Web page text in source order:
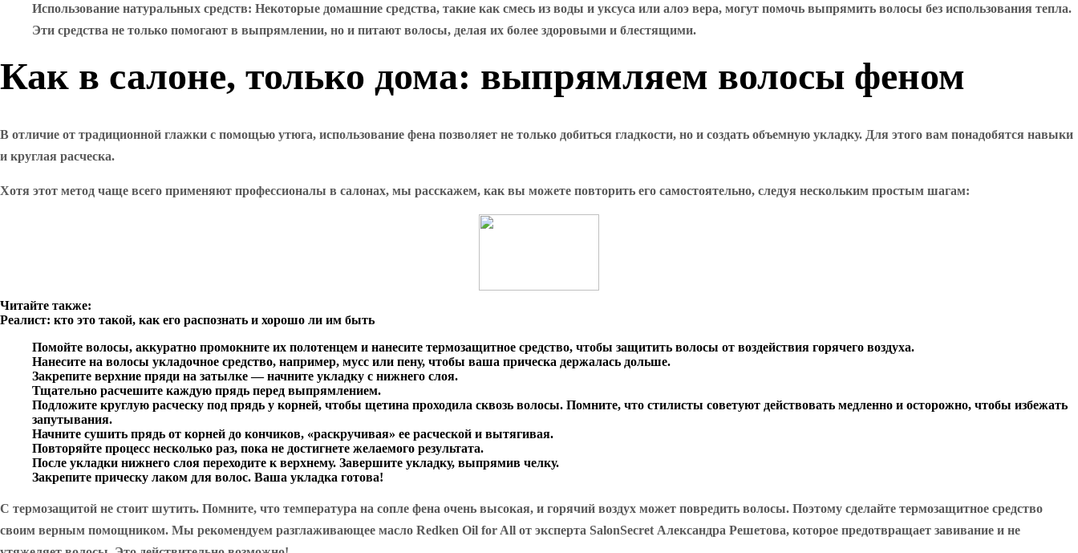
Использование натуральных средств: Некоторые домашние средства, такие как смесь из воды и уксуса или алоэ вера, могут помочь выпрямить волосы без использования тепла.
Эти средства не только помогают в выпрямлении, но и питают волосы, делая их более здоровыми и блестящими.
Как в салоне, только дома: выпрямляем волосы феном
В отличие от традиционной глажки с помощью утюга, использование фена позволяет не только добиться гладкости, но и создать объемную укладку. Для этого вам понадобятся навыки
и круглая расческа.
Хотя этот метод чаще всего применяют профессионалы в салонах, мы расскажем, как вы можете повторить его самостоятельно, следуя нескольким простым шагам:
Читайте также:
Реалист: кто это такой, как его распознать и хорошо ли им быть
Помойте волосы, аккуратно промокните их полотенцем и нанесите термозащитное средство, чтобы защитить волосы от воздействия горячего воздуха.
Нанесите на волосы укладочное средство, например, мусс или пену, чтобы ваша прическа держалась дольше.
Закрепите верхние пряди на затылке — начните укладку с нижнего слоя.
Тщательно расчешите каждую прядь перед выпрямлением.
Подложите круглую расческу под прядь у корней, чтобы щетина проходила сквозь волосы. Помните, что стилисты советуют действовать медленно и осторожно, чтобы избежать
запутывания.
Начните сушить прядь от корней до кончиков, «раскручивая» ее расческой и вытягивая.
Повторяйте процесс несколько раз, пока не достигнете желаемого результата.
После укладки нижнего слоя переходите к верхнему. Завершите укладку, выпрямив челку.
Закрепите прическу лаком для волос. Ваша укладка готова!
С термозащитой не стоит шутить. Помните, что температура на сопле фена очень высокая, и горячий воздух может повредить волосы. Поэтому сделайте термозащитное средство
своим верным помощником. Мы рекомендуем разглаживающее масло Redken Oil for All от эксперта SalonSecret Александра Решетова, которое предотвращает завивание и не